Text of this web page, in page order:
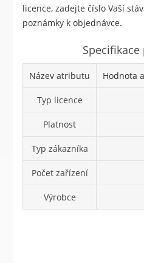
licence, zadejte číslo Vaší
poznámky k objednávce.
Název atributu Hodnota
Typ licence
Platnost
Typ zákazníka
Počet zařízení
Výrobce